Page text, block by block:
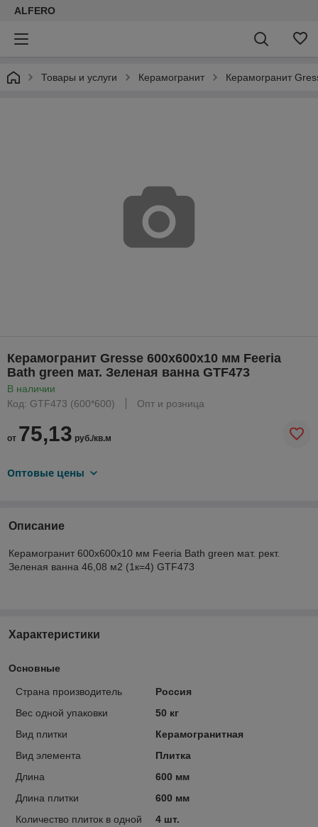
ALFERO
Товары и услуги Керамогранит Керамогранит
Керамогранит Gresse 600х600х10 мм Feeria
Bath green мат. Зеленая ванна GTF473
В наличии
Код: GTF473 (600*600)
Опт и розница
от 75,13 руб./кв.м
Оптовые цены
Описание
Керамогранит 600х600х10 мм Feeria Bath green мат. рект.
Зеленая ванна 46,08 м2 (1к=4) GTF473
Характеристики
Основные
Страна производитель
Россия
Вес одной упаковки
50 кг
Вид плитки
Керамогранитная
Вид элемента
Плитка
Длина
600 мм
Длина плитки
600 мм
Количество плиток в одной
4 шт.